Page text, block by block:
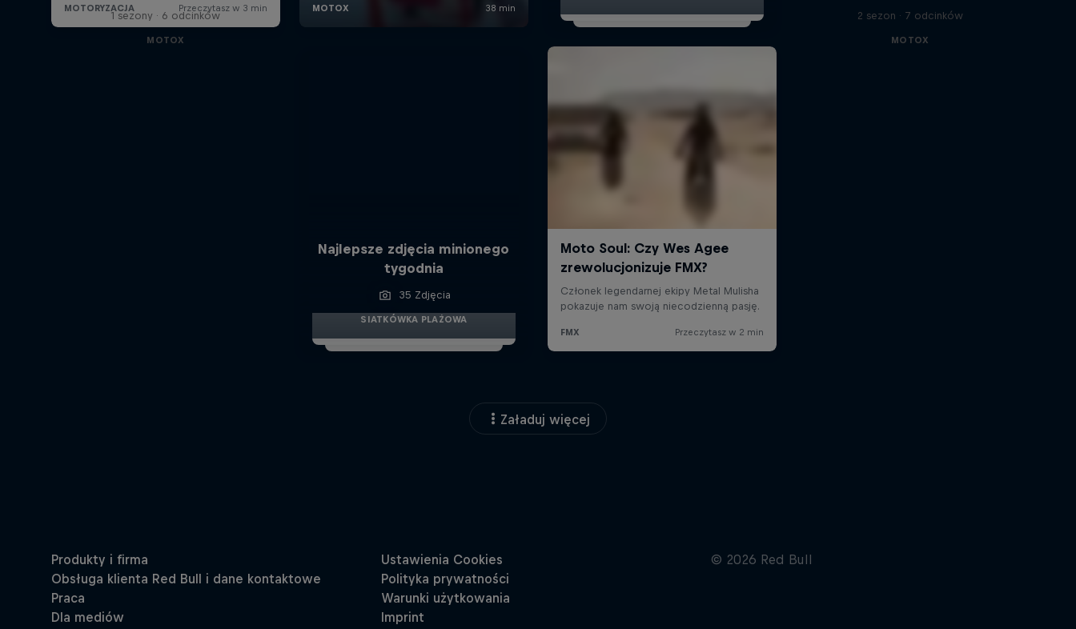
1 sezony · 6 odcinków
MOTOX
Najlepsze zdjęcia minionego
tygodnia
35 Zdjęcia
SIATKÓWKA PLAŻOWA
2 sezon · 7 odcinków
MOTOX
Załaduj więcej